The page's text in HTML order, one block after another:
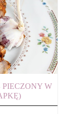
W